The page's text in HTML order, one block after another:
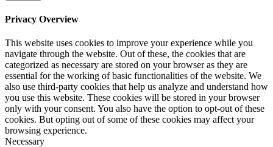
Privacy Overview
This website uses cookies to improve your experience while you
navigate through the website. Out of these, the cookies that are
categorized as necessary are stored on your browser as they are
essential for the working of basic functionalities of the website. We
also use third-party cookies that help us analyze and understand how
you use this website. These cookies will be stored in your browser
only with your consent. You also have the option to opt-out of these
cookies. But opting out of some of these cookies may affect your
browsing experience.
Necessary